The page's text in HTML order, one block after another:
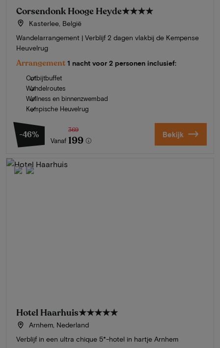
Corsendonk Hooge Heyde★★★★
Kasterlee, België
Wandelarrangement | Verblijf 2 dagen vlakbij de Kempense
Heuvelrug
Arrangement 1 nacht voor 2 personen inclusief:
Ontbijtbuffet
Wandelroutes
Wellness en binnenzwembad
Kempische Heuvelrug
-46%
Vanaf
369
199 Bekijk
Hotel Haarhuis★★★★★
Arnhem, Nederland
Verblijf in een ultra chique 5*-hotel in hartje Arnhem